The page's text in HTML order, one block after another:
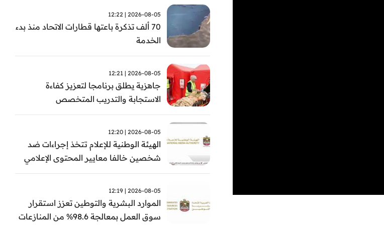
2026-08-05 | 12:22
70 ألف تذكرة باعتها قطارات الاتحاد منذ بدء
الخدمة
2026-08-05 | 12:21
جاهزية يطلق برنامجا لتعزيز كفاءة
الاستجابة والتدريب المتخصص
2026-08-05 | 12:20
الهيئة الوطنية للإعلام تتخذ إجراءات ضد
شخصين خالفا معايير المحتوى الإعلامي
2026-08-05 | 12:19
الموارد البشرية والتوطين تعزز استقرار
سوق العمل بمعالجة 98.6% من المنازعات